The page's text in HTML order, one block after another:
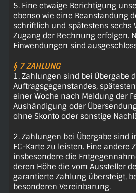
5. Eine etwaige Berichtigung
ebenso wie eine Beanstandung
schriftlich und spätestens sechs
Zugang der Rechnung erfolgen.
Einwendungen sind
§ 7 ZAHLUNG
1. Zahlungen sind bei Übergabe
Auftragsgegenstandes,
einer Woche nach Meldung der
Aushändigung oder
ohne Skonto oder sonstige
2. Zahlungen bei Übergabe sind
EC-Karte zu leisten. Eine andere
insbesondere die
deren Höhe die vom Aussteller
garantierte Zahlung übersteigt,
besonderen Vereinbarung.